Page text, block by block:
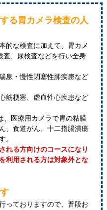
る胃カメラ検査の人
的な検査に加えて、胃カメ
査、尿検査などを行い全身
息・慢性閉塞性肺疾患など
筋梗塞、虚血性心疾患など
医療用カメラで胃の粘膜
、食道がん、十二指腸潰瘍
。
れる方向けのコースになり
利用される方は対象外とな
っておりますので、普段お